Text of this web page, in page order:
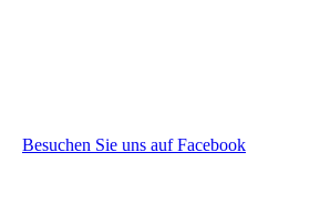
Besuchen Sie uns auf Facebook